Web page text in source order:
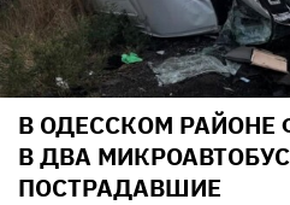
В ОДЕССКОМ РАЙОНЕ
В ДВА
ПОСТРАДАВШИЕ